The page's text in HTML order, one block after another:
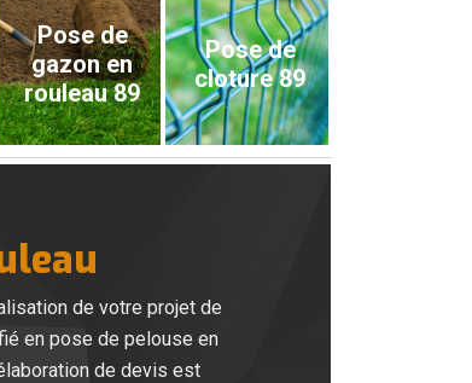
Pose de
gazon en
rouleau 89
Pose de
cloture 89
de votre projet de
en pose de pelouse en
de devis est